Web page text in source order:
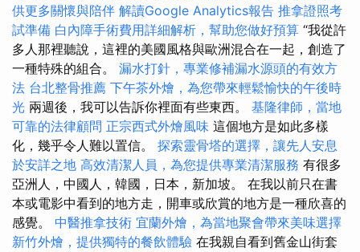
供更多關懷與陪伴 解讀Google Analytics報告 推拿證照考
試準備 白內障手術費用詳細解析，幫助您做好預算 “我從許
多人那裡聽說，這裡的美國風格與歐洲混合在一起，創造了
一種特殊的組合。 漏水打針，專業修補漏水源頭的有效方
法 台北整骨推薦 下午茶外燴，為您帶來輕鬆愉快的午後時
光 兩週後，我可以告訴你裡面有些東西。 基隆律師，當地
可靠的法律顧問 正宗西式外燴風味 這個地方是如此多樣
化，幾乎令人難以置信。 探索靈骨塔的選擇，讓先人安息
於安詳之地 高效清潔人員，為您提供專業清潔服務 有很多
亞洲人，中國人，韓國，日本，新加坡。 在我以前只在書
本或電影中看到的地方走，開車或欣賞的地方是一種欣喜的
感覺。 中醫推拿技術 宜蘭外燴，為當地聚會帶來美味選擇
新竹外燴，提供獨特的餐飲體驗 在我親自看到舊金山街套